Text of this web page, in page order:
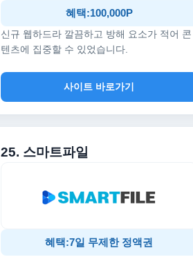
혜택:100,000P
신규 웹하드라 깔끔하고 방해 요소가 적어 콘
텐츠에 집중할 수 있었습니다.
사이트 바로가기
25. 스마트파일
혜택:7일 무제한 정액권